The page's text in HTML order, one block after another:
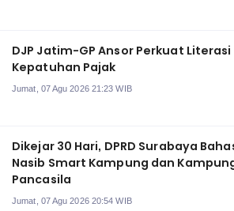
DJP Jatim-GP Ansor Perkuat
Kepatuhan Pajak
Jumat, 07 Agu 2026 21:23 WIB
Dikejar 30 Hari, DPRD Surabaya
Nasib Smart Kampung dan
Pancasila
Jumat, 07 Agu 2026 20:54 WIB